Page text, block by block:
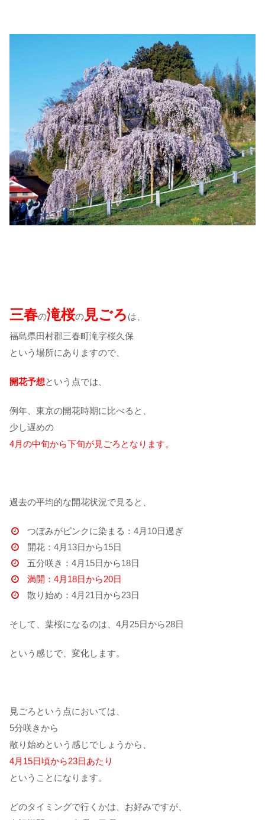
三春の滝桜の 見ごろ は、
福島県田村郡三春町滝字桜久保
という場所にありますので、
開花予想という点では、
例年、東京の開花時期に比べると、
少し遅めの
4月の中旬から下旬が見ごろとなります。
過去の平均的な開花状況で見ると、
つぼみがピンクに染まる：4月10日過ぎ
開花：4月13日から15日
五分咲き：4月15日から18日
満開：4月18日から20日
散り始め：4月21日から23日
そして、葉桜になるのは、4月25日から28日
という感じで、変化します。
見ごろという点においては、
5分咲きから
散り始めという感じでしょうから、
4月15日頃から23日あたり
ということになります。
どのタイミングで行くかは、お好みですが、